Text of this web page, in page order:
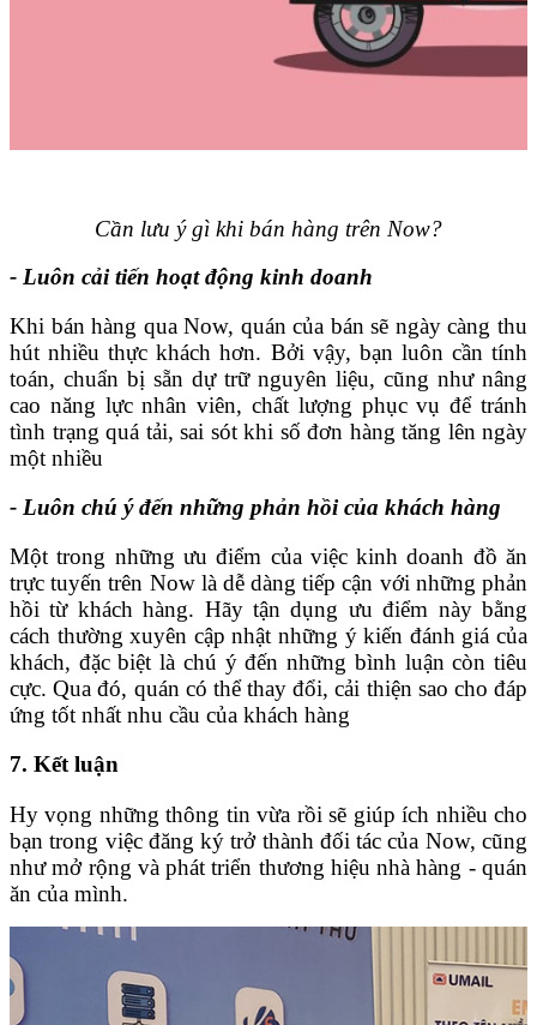
Cần lưu ý gì khi bán hàng trên Now?
- Luôn cải tiến hoạt động kinh doanh
Khi bán hàng qua Now, quán của bán sẽ ngày càng thu
hút nhiều thực khách hơn. Bởi vậy, bạn luôn cần tính
toán, chuẩn bị sẵn dự trữ nguyên liệu, cũng như nâng
cao năng lực nhân viên, chất lượng phục vụ để tránh
tình trạng quá tải, sai sót khi số đơn hàng tăng lên ngày
một nhiều
- Luôn chú ý đến những phản hồi của khách hàng
Một trong những ưu điểm của việc kinh doanh đồ ăn
trực tuyến trên Now là dễ dàng tiếp cận với những phản
hồi từ khách hàng. Hãy tận dụng ưu điểm này bằng
cách thường xuyên cập nhật những ý kiến đánh giá của
khách, đặc biệt là chú ý đến những bình luận còn tiêu
cực. Qua đó, quán có thể thay đổi, cải thiện sao cho đáp
ứng tốt nhất nhu cầu của khách hàng
7. Kết luận
Hy vọng những thông tin vừa rồi sẽ giúp ích nhiều cho
bạn trong việc đăng ký trở thành đối tác của Now, cũng
như mở rộng và phát triển thương hiệu nhà hàng - quán
ăn của mình.